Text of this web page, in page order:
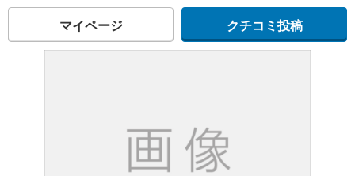
マイページ クチコミ投稿